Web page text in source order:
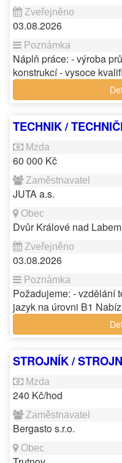
03.08.2026
Náplň práce: - výroba
konstrukcí - vysoce
TECHNIK /
60 000 Kč
JUTA a.s.
Dvůr Králové nad Labem
03.08.2026
Požadujeme: - vzdělání
jazyk na úrovni B1
STROJNÍK /
240 Kč/hod
Bergasto s.r.o.